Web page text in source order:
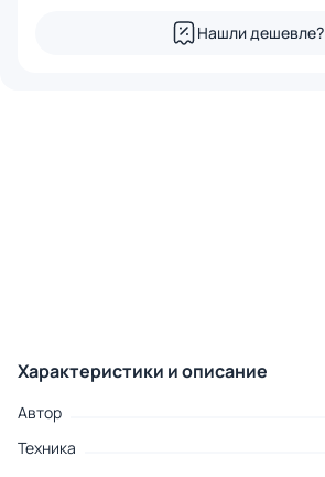
Нашли дешевле?
Характеристики и описание
Автор
Техника